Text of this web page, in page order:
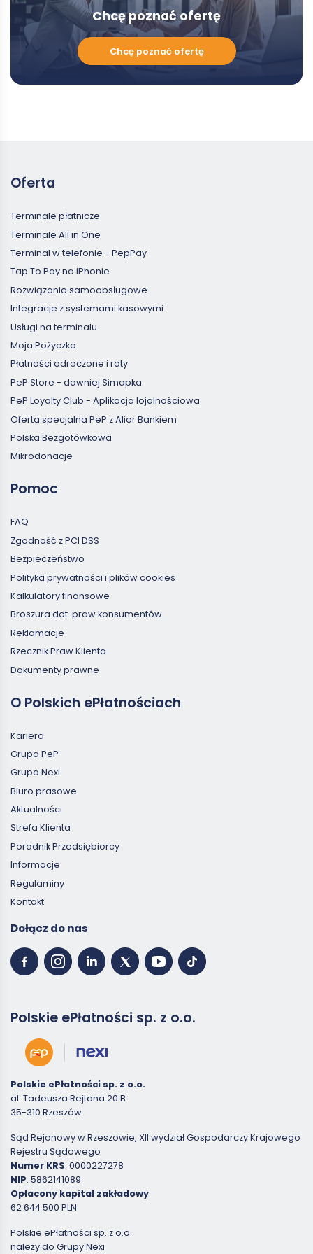
Chcę poznać ofertę
Chcę
Chcę poznać ofertę
Oferta
Terminale płatnicze
Terminale All in One
Terminal w telefonie - PepPay
Tap To Pay na iPhonie
Rozwiązania samoobsługowe
Integracje z systemami kasowymi
Usługi na terminalu
Moja Pożyczka
Płatności odroczone i raty
PeP Store - dawniej Simapka
PeP Loyalty Club - Aplikacja lojalnościowa
Oferta specjalna PeP z Alior Bankiem
Polska Bezgotówkowa
Mikrodonacje
Pomoc
FAQ
Zgodność z PCI DSS
Bezpieczeństwo
Polityka prywatności i plików cookies
Kalkulatory finansowe
Broszura dot. praw konsumentów
Reklamacje
Rzecznik Praw Klienta
Dokumenty prawne
O Polskich ePłatnościach
Kariera
Grupa PeP
Grupa Nexi
Biuro prasowe
Aktualności
Strefa Klienta
Poradnik Przedsiębiorcy
Informacje
Regulaminy
Kontakt
Dołącz do nas
Polskie ePłatności sp. z o.o.
Polskie ePłatności sp. z o.o.
al. Tadeusza Rejtana 20 B
35-310 Rzeszów
Sąd Rejonowy w Rzeszowie, XII wydział Gospodarczy Krajowego
Rejestru Sądowego
Numer KRS: 0000227278
NIP: 5862141089
Opłacony kapitał zakładowy:
62 644 500 PLN
Polskie ePłatności sp. z o.o.
należy do Grupy Nexi